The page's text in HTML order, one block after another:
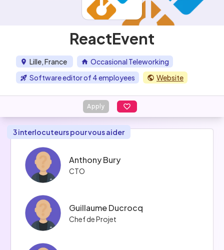
ReactEvent
Lille, France
Occasional Teleworking
Software editor of 4 employees
Website
Apply
3 interlocuteurs pour vous aider
Anthony Bury
CTO
Guillaume Ducrocq
Chef de Projet